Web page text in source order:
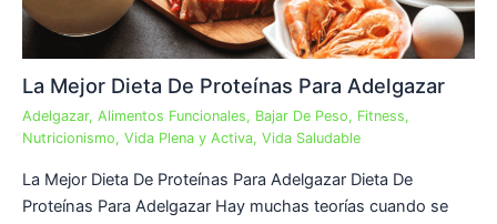
La Mejor Dieta De Proteínas Para Adelgazar
Adelgazar, Alimentos Funcionales, Bajar De Peso, Fitness,
Nutricionismo, Vida Plena y Activa, Vida Saludable
La Mejor Dieta De Proteínas Para Adelgazar Dieta De
Proteínas Para Adelgazar Hay muchas teorías cuando se